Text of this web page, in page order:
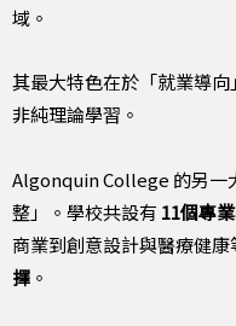
域。
其最大特色在於「就業導
非純理論學習。
Algonquin College 的另一
整」。學校共設有 11個專
商業到創意設計與醫療健
擇 。